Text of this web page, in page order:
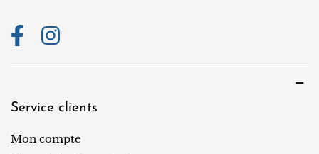
Service clients
Mon compte